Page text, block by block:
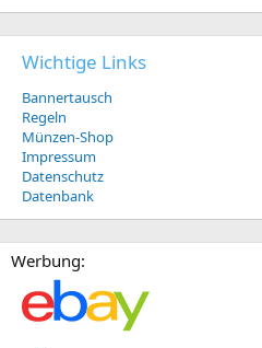
Wichtige Links
Bannertausch
Regeln
Münzen-Shop
Impressum
Datenschutz
Datenbank
Werbung: